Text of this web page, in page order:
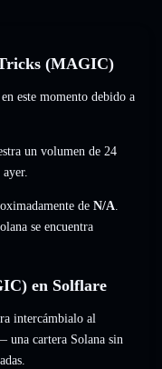
(MAGIC)
este momento debido a
un volumen de 24
de N/A.
se encuentra
en Solflare
intercámbialo al
una cartera Solana sin